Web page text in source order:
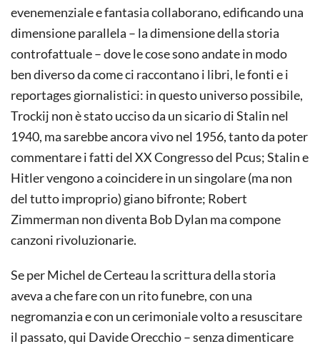
evenemenziale e fantasia collaborano, edificando una
dimensione parallela – la dimensione della storia
controfattuale – dove le cose sono andate in modo
ben diverso da come ci raccontano i libri, le fonti e i
reportages giornalistici: in questo universo possibile,
Trockij non è stato ucciso da un sicario di Stalin nel
1940, ma sarebbe ancora vivo nel 1956, tanto da poter
commentare i fatti del XX Congresso del Pcus; Stalin e
Hitler vengono a coincidere in un singolare (ma non
del tutto improprio) giano bifronte; Robert
Zimmerman non diventa Bob Dylan ma compone
canzoni rivoluzionarie.
Se per Michel de Certeau la scrittura della storia
aveva a che fare con un rito funebre, con una
negromanzia e con un cerimoniale volto a resuscitare
il passato, qui Davide Orecchio – senza dimenticare